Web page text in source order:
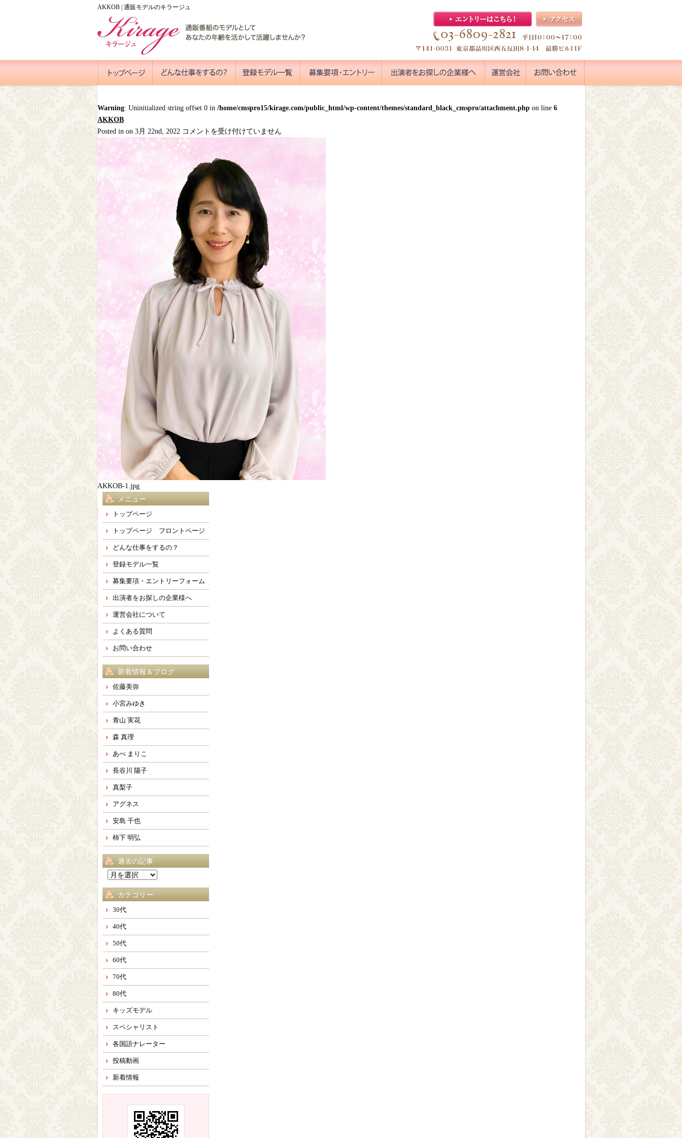
AKKOB | 通販モデルのキラージュ
Warning: Uninitialized string offset 0 in /home/cmspro15/kirage.com/public_html/wp-content/themes/standard_black_cmspro/attachment.php on line 6
AKKOB
Posted in on 3月 22nd, 2022 AKKOB
は
コメントを受け付けていません
AKKOB-1.jpg
メニュー
トップページ
トップページ フロントページ
どんな仕事をするの？
登録モデル一覧
募集要項・エントリーフォーム
出演者をお探しの企業様へ
運営会社について
よくある質問
お問い合わせ
新着情報＆ブログ
佐藤美弥
小宮みゆき
青山 実花
森 真理
あべ まりこ
長谷川 陽子
真梨子
アグネス
安島 千也
柿下 明弘
過去の記事
の
記
事
カテゴリー
30代
40代
50代
60代
70代
80代
キッズモデル
スペシャリスト
各国語ナレーター
投稿動画
新着情報